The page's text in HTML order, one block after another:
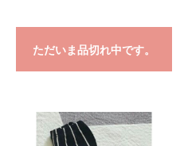
ただいま品切れ中です。